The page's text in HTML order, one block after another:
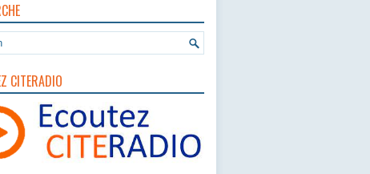
CITERADIO